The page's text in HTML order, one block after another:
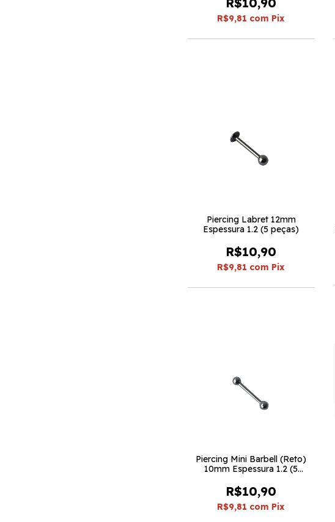
R$9,81 com Pix
Piercing Labret 12mm
Espessura 1.2 (5 peças)
R$10,90
R$9,81 com Pix
Piercing Mini Barbell (Reto)
10mm Espessura 1.2 (5
R$10,90
R$9,81 com Pix